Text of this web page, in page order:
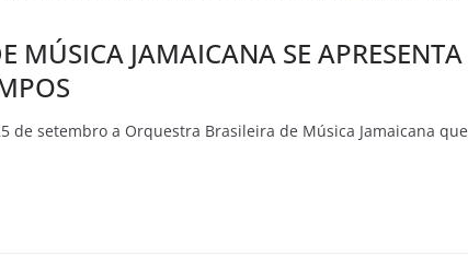
MÚSICA JAMAICANA SE APRESENTA
de setembro a Orquestra Brasileira de Música Jamaicana que